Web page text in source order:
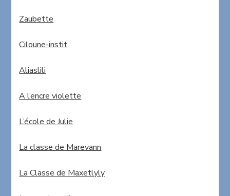
Zaubette
Ciloune-instit
Aliaslili
A l’encre violette
L’école de Julie
La classe de Marevann
La Classe de Maxetlyly